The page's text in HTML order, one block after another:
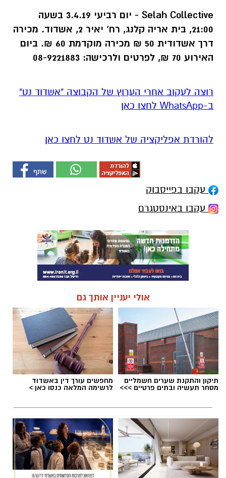
Selah Collective
- יום רביעי
בשעה
21:00, בית אריה קלנג, רח' יאיר אשדוד. מכירה
דרך אשדודית מכירה מוקדמת
ביום
האירוע
לפרטים ולרכישה: 08-9221883
רוצה לעקוב אחרי הערוץ של הקבוצה "אשדוד נט"
ב-WhatsApp לחצו כאן
להורדת אפליקציה של אשדוד נט לחצו כאן
עקבו בפייסבוק
עקבו באינסטגרם
אולי יעניין אותך גם
תיקון והתקנת שערים חשמליים
מסחר תעשיה ובתים פרטיים >>>
מחפשים עורך דין באשדוד
לרשימה המלאה כנסו כאן >